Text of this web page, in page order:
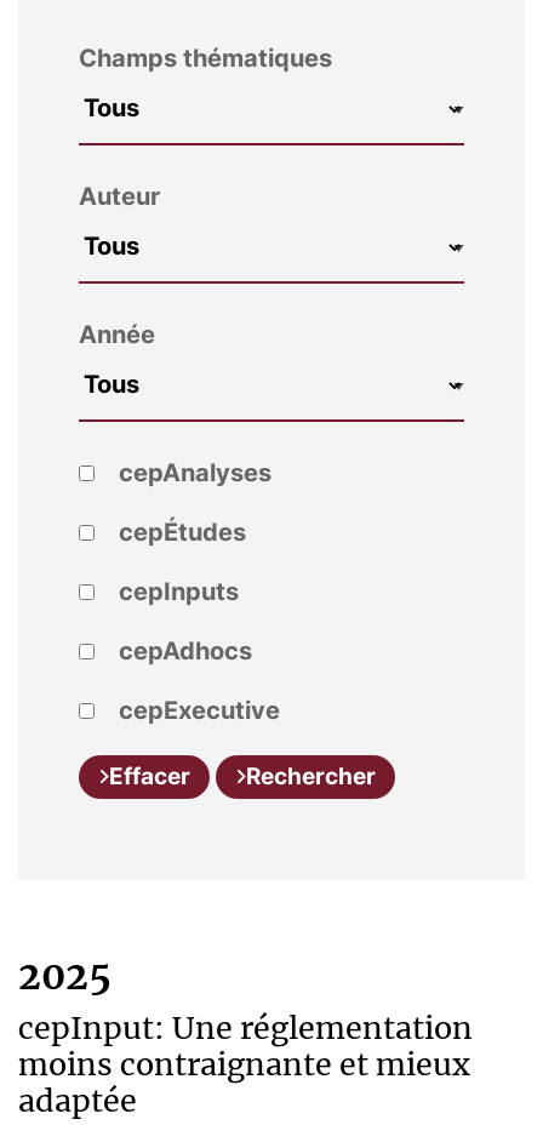
Champs thématiques
Auteur
Année
cepAnalyses
cepÉtudes
cepInputs
cepAdhocs
cepExecutive
Effacer Rechercher
2025
cepInput: Une réglementation
moins contraignante et mieux
adaptée